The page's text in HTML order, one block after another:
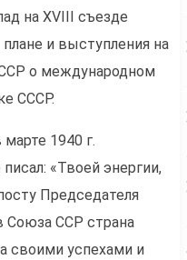
на XVIII съезде
и выступления на
о международном
СССР.
1940 г.
«Твоей энергии,
Председателя
Союза ССР страна
своими успехами и